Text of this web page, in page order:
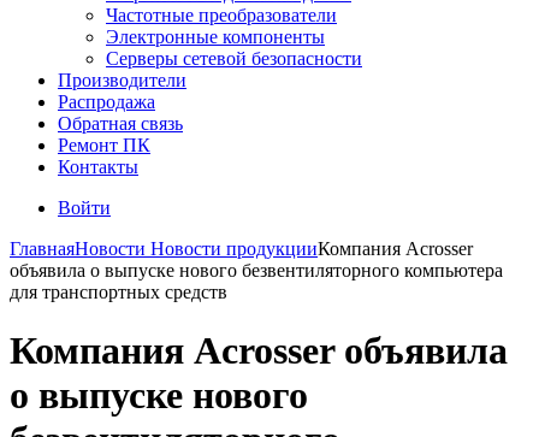
Частотные преобразователи
Электронные компоненты
Серверы сетевой безопасности
Производители
Распродажа
Обратная связь
Ремонт ПК
Контакты
Войти
ГлавнаяНовости Новости продукцииКомпания Acrosser
объявила о выпуске нового безвентиляторного компьютера
для транспортных средств
Компания Acrosser объявила
о выпуске нового